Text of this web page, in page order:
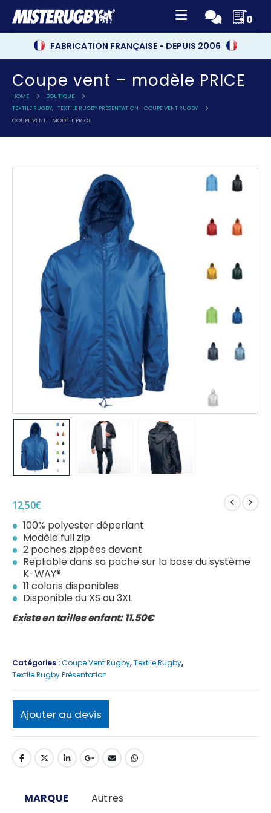
0
FABRICATION FRANÇAISE - DEPUIS 2006
Coupe vent – modèle PRICE
HOME
BOUTIQUE
TEXTILE RUGBY, TEXTILE RUGBY PRÉSENTATION, COUPE VENT RUGBY
COUPE VENT – MODÈLE PRICE
12,50€
100% polyester déperlant
Modèle full zip
2 poches zippées devant
Repliable dans sa poche sur la base du système
K-WAY®
11 coloris disponibles
Disponible du XS au 3XL
Existe en tailles enfant: 11.50€
Catégories :Coupe Vent Rugby,Textile Rugby,
Textile Rugby Présentation
Ajouter au devis
MARQUE Autres